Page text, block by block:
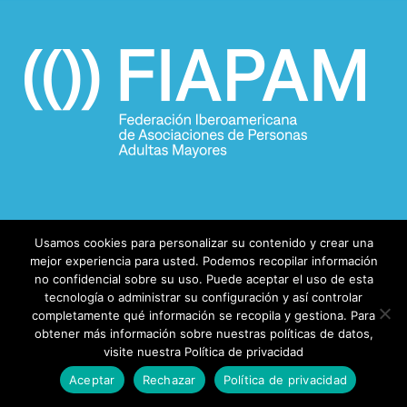
© 2026 FIAPAM.
facebook
Usamos cookies para personalizar su contenido y crear una
mejor experiencia para usted. Podemos recopilar información
no confidencial sobre su uso. Puede aceptar el uso de esta
tecnología o administrar su configuración y así controlar
completamente qué información se recopila y gestiona. Para
obtener más información sobre nuestras políticas de datos,
visite nuestra Política de privacidad
Aceptar
Rechazar Política de privacidad